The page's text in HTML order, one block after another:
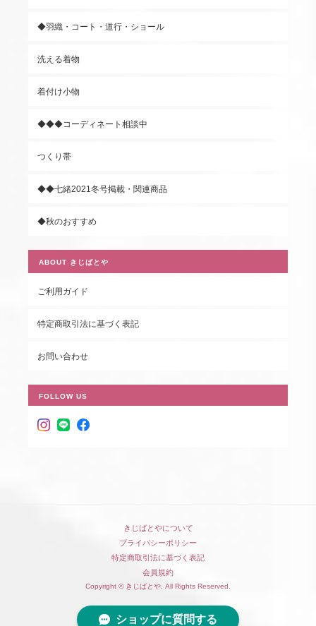
◆羽織・コート・道行・ショール
洗える着物
着付け小物
◆◆◆コーディネート相談中
つくり帯
◆◆七緒2021冬号掲載・関連商品
◆秋のおすすめ
ABOUT きじばとや
ご利用ガイド
特定商取引法に基づく表記
お問い合わせ
FOLLOW US
きじばとやについて
プライバシーポリシー
特定商取引法に基づく表記
会員規約
Copyright © きじばとや. All Rights Reserved.
ショップに質問する